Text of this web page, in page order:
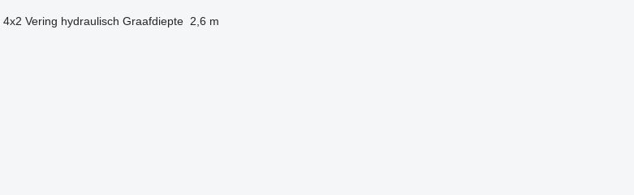
4x2 Vering hydraulisch Graafdiepte 2,6 m